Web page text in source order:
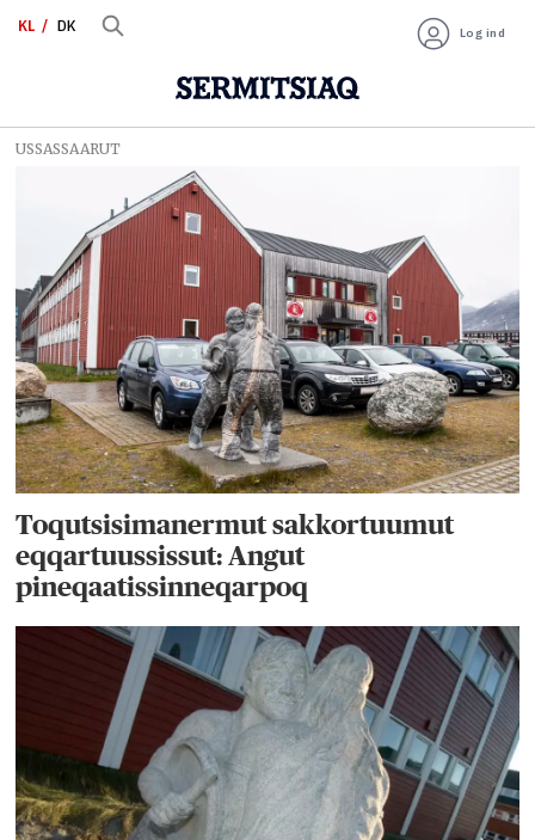
KL DK Log ind
forvaring
USSASSAARUT
Toqutsisimanermut sakkortuumut
eqqartuussissut: Angut
pineqaatissinneqarpoq